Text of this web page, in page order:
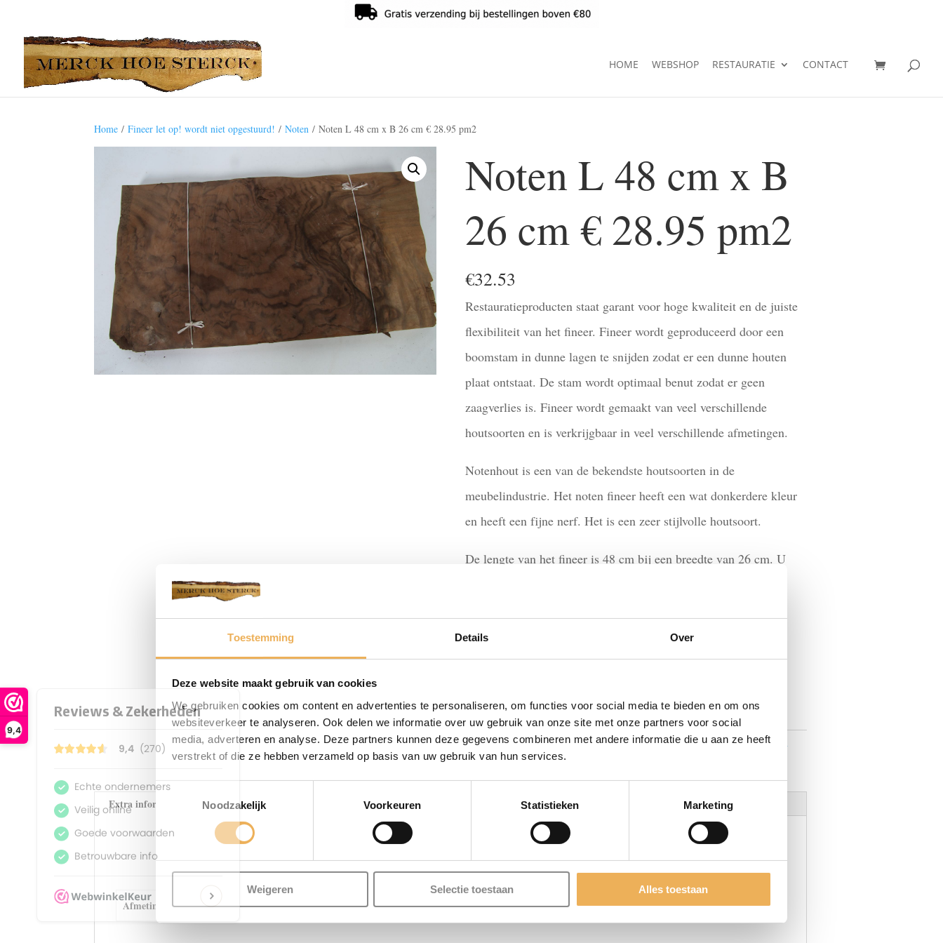
Toestemming Details Over
Deze website maakt gebruik van cookies
We gebruiken cookies om content en advertenties te personaliseren, om functies voor social media te bieden en om ons
websiteverkeer te analyseren. Ook delen we informatie over uw gebruik van onze site met onze partners voor social
media, adverteren en analyse. Deze partners kunnen deze gegevens combineren met andere informatie die u aan ze heeft
verstrekt of die ze hebben verzameld op basis van uw gebruik van hun services.
Toestemmingsselectie
Noodzakelijk
Voorkeuren Statistieken Marketing
Weigeren Selectie toestaan Alles toestaan
9,4
HOME WEBSHOP RESTAURATIE CONTACT
Home /Fineer let op! wordt niet opgestuurd! /Noten / Noten L 48 cm x B 26 cm € 28.95 pm2
Noten L 48 cm x B
26 cm € 28.95 pm2
€32.53
Restauratieproducten staat garant voor hoge kwaliteit en de juiste
flexibiliteit van het fineer. Fineer wordt geproduceerd door een
boomstam in dunne lagen te snijden zodat er een dunne houten
plaat ontstaat. De stam wordt optimaal benut zodat er geen
zaagverlies is. Fineer wordt gemaakt van veel verschillende
houtsoorten en is verkrijgbaar in veel verschillende afmetingen.
Notenhout is een van de bekendste houtsoorten in de
meubelindustrie. Het noten fineer heeft een wat donkerdere kleur
en heeft een fijne nerf. Het is een zeer stijlvolle houtsoort.
De lengte van het fineer is 48 cm bij een breedte van 26 cm. U
producten.
48
cm
x
B
cm
Artikelnummer:FI145 Categorieën:Fineer let op! wordt niet opgestuurd!,Noten
Extra informatie
EXTRA INFORMATIE
Afmetingen 48 × 26 cm